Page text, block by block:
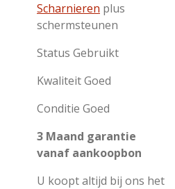
Scharnieren plus
schermsteunen
Status Gebruikt
Kwaliteit Goed
Conditie Goed
3 Maand garantie
vanaf aankoopbon
U koopt altijd bij ons het